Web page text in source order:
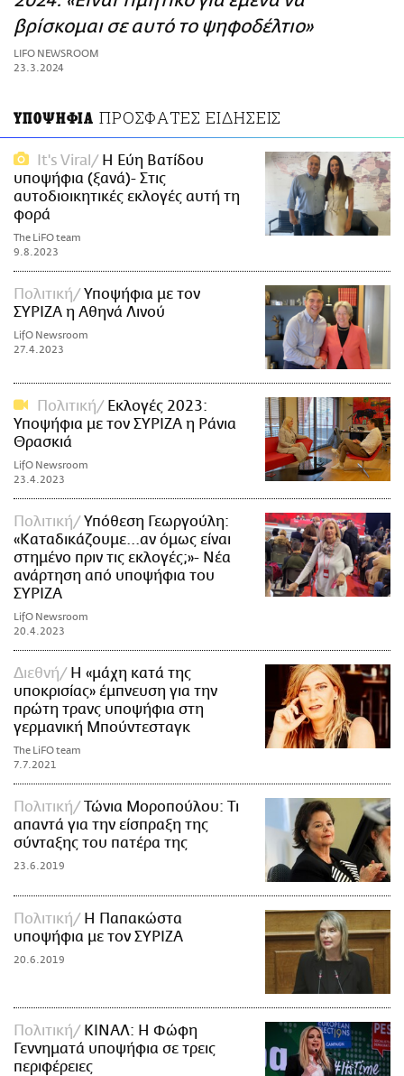
ΑΜΠΑ
PRINT
βρίσκομαι σε αυτό το ψηφοδέλτιο»
LIFO NEWSROOM
23.3.2024
ΥΠΟΨΗΦΙΑ ΠΡΟΣΦΑΤΕΣ ΕΙΔΗΣΕΙΣ
It's Viral
Η Εύη Βατίδου
υποψήφια (ξανά)- Στις
αυτοδιοικητικές εκλογές αυτή τη
φορά
The LiFO team
9.8.2023
Πολιτική
Υποψήφια με τον
ΣΥΡΙΖΑ η Αθηνά Λινού
LifO Newsroom
27.4.2023
Πολιτική
Εκλογές 2023:
Υποψήφια με τον ΣΥΡΙΖΑ η Ράνια
Θρασκιά
LifO Newsroom
23.4.2023
Πολιτική
Υπόθεση Γεωργούλη:
«Καταδικάζουμε...αν όμως είναι
στημένο πριν τις εκλογές;»- Νέα
ανάρτηση από υποψήφια του
ΣΥΡΙΖΑ
LifO Newsroom
20.4.2023
Διεθνή
Η «μάχη κατά της
υποκρισίας» έμπνευση για την
πρώτη τρανς υποψήφια στη
γερμανική Μπούντεσταγκ
The LiFO team
7.7.2021
Πολιτική
Τώνια Μοροπούλου: Τι
απαντά για την είσπραξη της
σύνταξης του πατέρα της
23.6.2019
Πολιτική
Η Παπακώστα
υποψήφια με τον ΣΥΡΙΖΑ
20.6.2019
Πολιτική
ΚΙΝΑΛ: Η Φώφη
Γεννηματά υποψήφια σε τρεις
περιφέρειες